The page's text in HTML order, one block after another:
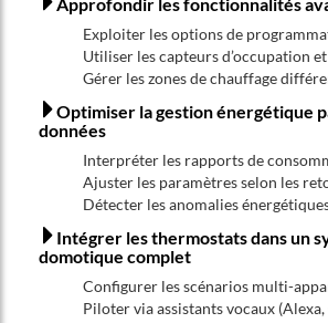
Exploiter les options de
Utiliser les capteurs d’occupation
Gérer les zones de chauffage
Optimiser la gestion énergétique
données
Interpréter les rapports de
Ajuster les paramètres selon les
Détecter les anomalies
Intégrer les thermostats dans un
domotique complet
Configurer les scénarios multi-
Piloter via assistants vocaux (Alexa,